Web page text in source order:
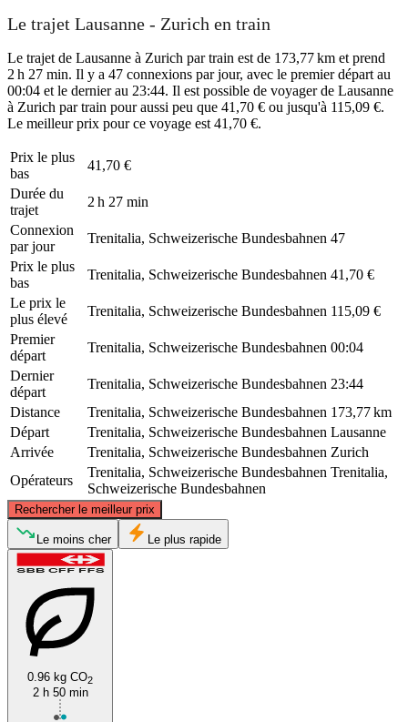
Le trajet Lausanne - Zurich en train
Le trajet de Lausanne à Zurich par train est de 173,77 km et prend
2 h 27 min. Il y a 47 connexions par jour, avec le premier départ au
00:04 et le dernier au 23:44. Il est possible de voyager de Lausanne
à Zurich par train pour aussi peu que 41,70 € ou jusqu'à 115,09 €.
Le meilleur prix pour ce voyage est 41,70 €.
Prix ​​le plus
bas
41,70 €
Durée du
trajet
2 h 27 min
Connexion
par jour
Trenitalia, Schweizerische Bundesbahnen 47
Prix ​​le plus
bas
Trenitalia, Schweizerische Bundesbahnen 41,70 €
Le prix le
plus élevé
Trenitalia, Schweizerische Bundesbahnen 115,09 €
Premier
départ
Trenitalia, Schweizerische Bundesbahnen 00:04
Dernier
départ
Trenitalia, Schweizerische Bundesbahnen 23:44
Distance
Trenitalia, Schweizerische Bundesbahnen 173,77 km
Départ
Trenitalia, Schweizerische Bundesbahnen Lausanne
Arrivée
Trenitalia, Schweizerische Bundesbahnen Zurich
Opérateurs
Trenitalia, Schweizerische Bundesbahnen Trenitalia,
Schweizerische Bundesbahnen
Rechercher le meilleur prix
Lausanne
©CARTO, ©OpenStreetMap
Le moins cher Le plus rapide
0.96 kg CO2
2 h 50 min